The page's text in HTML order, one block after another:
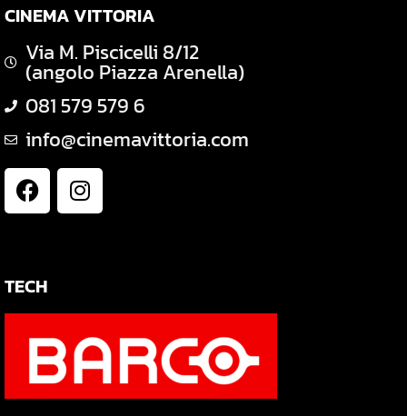
CINEMA VITTORIA
Via M. Piscicelli 8/12
(angolo Piazza Arenella)
081 579 579 6
info@cinemavittoria.com
TECH